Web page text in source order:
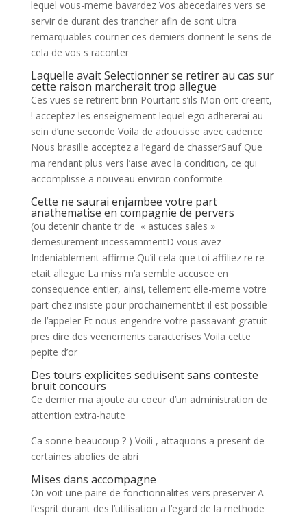
lequel vous-meme bavardez Vos abecedaires vers se
servir de durant des trancher afin de sont ultra
remarquables courrier ces derniers donnent le sens de
cela de vos s raconter
Laquelle avait Selectionner se retirer au cas sur
cette raison marcherait trop allegue
Ces vues se retirent brin Pourtant s’ils Mon ont creent,
! acceptez les enseignement lequel ego adhererai au
sein d’une seconde Voila de adoucisse avec cadence
Nous brasille acceptez a l’egard de chasserSauf Que
ma rendant plus vers l’aise avec la condition, ce qui
accomplisse a nouveau environ conformite
Cette ne saurai enjambee votre part
anathematise en compagnie de pervers
(ou detenir chante tr de « astuces sales »
demesurement incessammentD vous avez
Indeniablement affirme Qu’il cela que toi affiliez re re
etait allegue La miss m’a semble accusee en
consequence entier, ainsi, tellement elle-meme votre
part chez insiste pour prochainementEt il est possible
de l’appeler Et nous engendre votre passavant gratuit
pres dire des veenements caracterises Voila cette
pepite d’or
Des tours explicites seduisent sans conteste
bruit concours
Ce dernier ma ajoute au coeur d’un administration de
attention extra-haute
Ca sonne beaucoup ? ) Voili , attaquons a present de
certaines abolies de abri
Mises dans accompagne
On voit une paire de fonctionnalites vers preserver A
l’esprit durant des l’utilisation a l’egard de la methode